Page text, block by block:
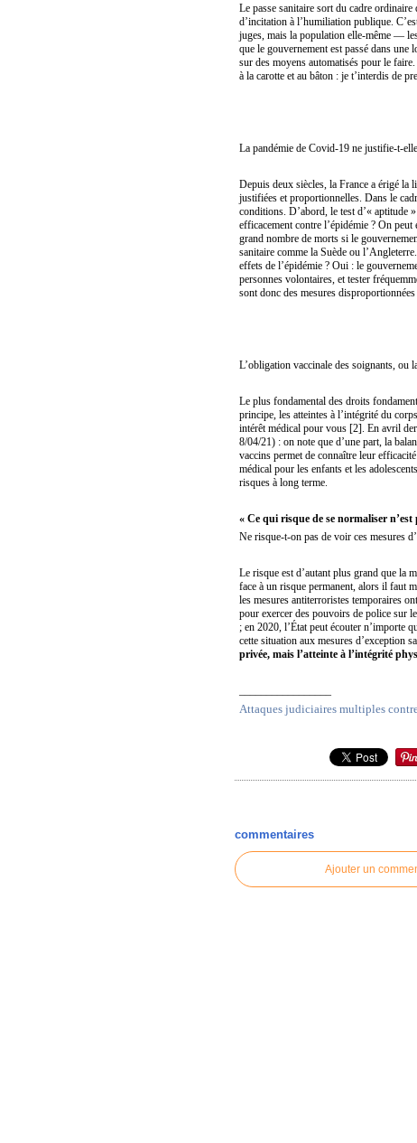
Le passe sanitaire sort du cadre
d’incitation à l’humiliation publique.
juges, mais la population elle-même —
que le gouvernement est passé dans
sur des moyens automatisés pour le
à la carotte et au bâton : je t’interdis de
La pandémie de Covid-19 ne justifie-t-
Depuis deux siècles, la France a érigé la
justifiées et proportionnelles. Dans le
conditions. D’abord, le test d’« aptitude
efficacement contre l’épidémie ? On
grand nombre de morts si le
sanitaire comme la Suède ou
effets de l’épidémie ? Oui : le
personnes volontaires, et tester
sont donc des mesures
L’obligation vaccinale des soignants, ou
Le plus fondamental des droits
principe, les atteintes à l’intégrité du
intérêt médical pour vous [2]. En avril
8/04/21) : on note que d’une part, la
vaccins permet de connaître leur
médical pour les enfants et les
risques à long terme.
« Ce qui risque de se normaliser
Ne risque-t-on pas de voir ces mesures
Le risque est d’autant plus grand que la
face à un risque permanent, alors il faut
les mesures antiterroristes temporaires
pour exercer des pouvoirs de police sur
; en 2020, l’État peut écouter n’importe
cette situation aux mesures d’exception
privée, mais l’atteinte à l’intégrité
Attaques judiciaires multiples
commentaires
Ajouter un